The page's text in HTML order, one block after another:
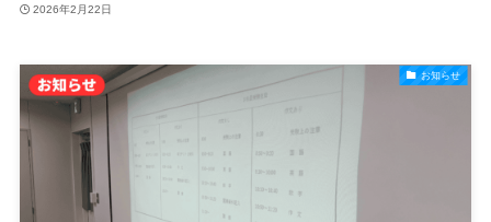
2026年2月22日
お知らせ